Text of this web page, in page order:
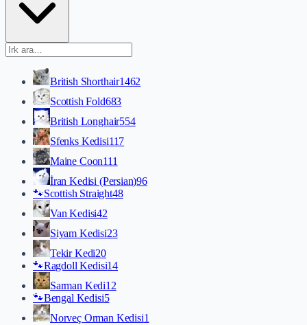
British Shorthair1462
Scottish Fold683
British Longhair554
Sfenks Kedisi117
Maine Coon111
İran Kedisi (Persian)96
🐾Scottish Straight48
Van Kedisi42
Siyam Kedisi23
Tekir Kedi20
🐾Ragdoll Kedisi14
Sarman Kedi12
🐾Bengal Kedisi5
Norveç Orman Kedisi1